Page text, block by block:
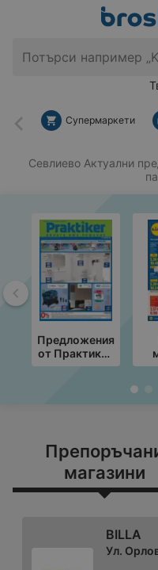
Назад
Супермаркети
Севлиево Актуални
Назад
Предложения
от Практикер
с валидност
с
магазини
BILLA
Ул.